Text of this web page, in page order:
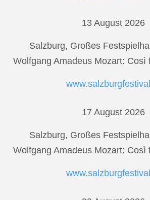
13 August 2026
Salzburg, Großes
Wolfgang Amadeus Mozart: Così
17 August 2026
Salzburg, Großes
Wolfgang Amadeus Mozart: Così